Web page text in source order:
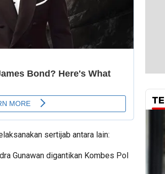
sertijab antara lain:
Gunawan digantikan Kombes Pol